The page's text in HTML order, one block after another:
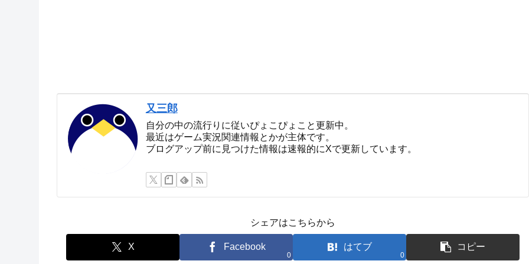
又三郎
自分の中の流行りに従いぴょこぴょこと更新中。
最近はゲーム実況関連情報とかが主体です。
ブログアップ前に見つけた情報は速報的にXで更新しています。
シェアはこちらから
X Facebook
0
はてブ
0
コピー